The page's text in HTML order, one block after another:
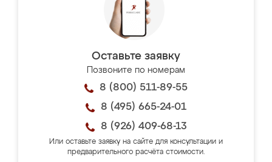
Оставьте заявку
Позвоните по номерам
8 (800) 511-89-55
8 (495) 665-24-01
8 (926) 409-68-13
Или оставьте заявку на сайте для консультации и
предварительного расчёта стоимости.